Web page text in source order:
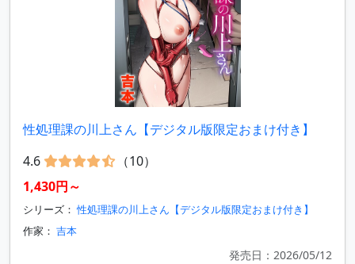
性処理課の川上さん【デジタル版限定おまけ付き】
4.6
（10）
1,430円～
シリーズ：性処理課の川上さん【デジタル版限定おまけ付き】
作家： 吉本
発売日：2026/05/12